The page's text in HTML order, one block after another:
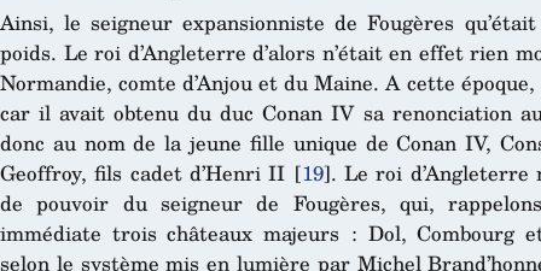
Ainsi, le seigneur expansionniste de Fougères
poids. Le roi d’Angleterre d’alors n’était en effet rien
Normandie, comte d’Anjou et du Maine. A cette
car il avait obtenu du duc Conan IV sa renonciation
donc au nom de la jeune fille unique de Conan IV,
Geoffroy, fils cadet d’Henri II [19]. Le roi d’Angleterre
de pouvoir du seigneur de Fougères, qui,
immédiate trois châteaux majeurs : Dol, Combourg
selon le système mis en lumière par Michel